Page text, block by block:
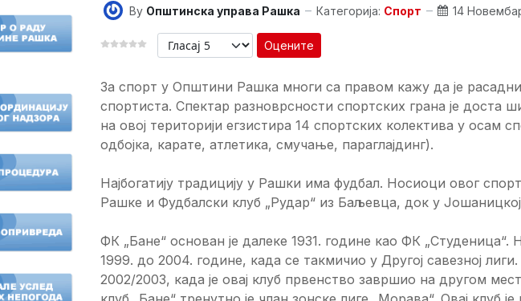
By Општинска управа Рашка Категорија: Спорт 14
Оцените
За спорт у Општини Рашка многи са правом кажу да је
спортиста. Спектар разноврсности спортских грана је доста
на овој територији егзистира 14 спортских колектива у осам
одбојка, карате, атлетика, смучање, параглајдинг).
Најбогатију традицију у Рашки има фудбал. Носиоци овог
Рашке и Фудбалски клуб „Рудар“ из Баљевца, док у
ФК „Бане“ основан је далеке 1931. године као ФК „Студеница“.
1999. до 2004. године, када се такмичио у Другој савезној
2002/2003, када је овај клуб првенство завршио на другом